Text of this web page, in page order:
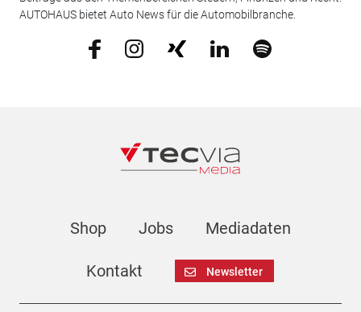
AUTOHAUS bietet Auto News für die Automobilbranche.
Shop Jobs Mediadaten
Kontakt Newsletter